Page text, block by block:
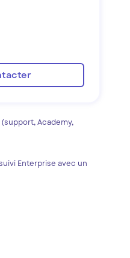
Academy,
Enterprise avec un